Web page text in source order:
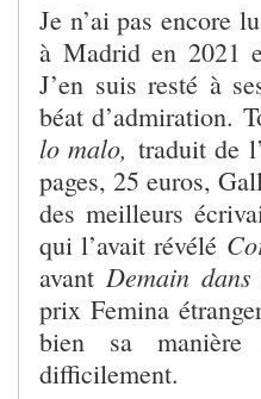
Je n’ai pas encore lu
à Madrid en 2021
J’en suis resté à
béat d’admiration.
lo malo, traduit de
pages, 25 euros,
des meilleurs
qui l’avait révélé
avantDemain
prix Femina
bien sa manière
difficilement.